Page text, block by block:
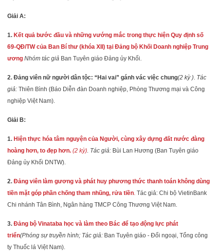
Giải A:
1. Kết quả bước đầu và những vướng mắc trong thực hiện Quy định số
69-QĐ/TW của Ban Bí thư (khóa XII) tại Đảng bộ Khối Doanh nghiệp Trung
ương Nhóm tác giả Ban Tuyên giáo Đảng ủy Khối.
2. Đảng viên nữ người dân tộc: “Hai vai” gánh vác việc chung(2 kỳ ). Tác
giả: Thiên Bình (Báo Diễn đàn Doanh nghiệp, Phòng Thương mại và Công
nghiệp Việt Nam).
Giải B:
1. Hiện thực hóa tâm nguyện của Người, cùng xây dựng đất nước đàng
hoàng hơn, to đẹp hơn. (2 kỳ). Tác giả: Bùi Lan Hương (Ban Tuyên giáo
Đảng ủy Khối DNTW).
2. Đảng viên làm gương và phát huy phương thức thanh toán không dùng
tiền mặt góp phần chống tham nhũng, rửa tiền. Tác giả: Chi bộ VietinBank
Chi nhánh Tân Bình, Ngân hàng TMCP Công Thương Việt Nam.
3. Đảng bộ Vinataba học và làm theo Bác để tạo động lực phát
triển(Phóng sự truyền hình; Tác giả: Ban Tuyên giáo - Đối ngoại, Tổng công
ty Thuốc lá Việt Nam).